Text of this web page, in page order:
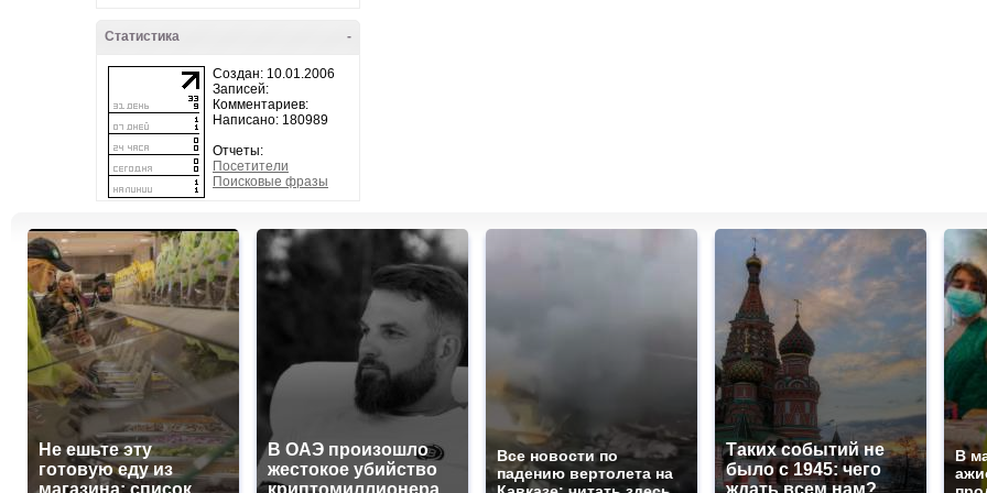
-
Статистика
Создан: 10.01.2006
Записей:
Комментариев:
Написано: 180989
Отчеты:
Посетители
Поисковые фразы
Не ешьте эту
готовую еду из
магазина: список
В ОАЭ произошло
жестокое убийство
криптомиллионера
Все новости по
падению вертолета на
Таких событий не
было с 1945: чего
ждать всем нам?
В